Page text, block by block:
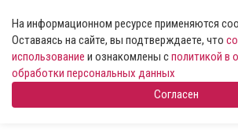
На информационном ресурсе применяются
Оставаясь на сайте, вы подтверждаете, что
использование и ознакомлены сполитикой в
обработки персональных данных
Согласен